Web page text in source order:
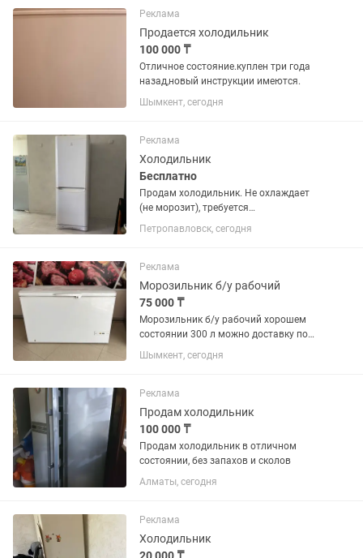
136см ,шесть вместительных ящиков.
Реклама
Продается холодильник
100 000 ₸
Отличное состояние.куплен три года
назад,новый инструкции имеются.
Шымкент, сегодня
Реклама
Холодильник
Бесплатно
Продам холодильник. Не охлаждает
(не морозит), требуется
ремонт.бесплатно
Петропавловск, сегодня
Реклама
Морозильник б/у рабочий
75 000 ₸
Морозильник б/у рабочий хорошем
состоянии 300 л можно доставку по
городу
Шымкент, сегодня
Реклама
Продам холодильник
100 000 ₸
Продам холодильник в отличном
состоянии, без запахов и сколов
Алматы, сегодня
Реклама
Холодильник